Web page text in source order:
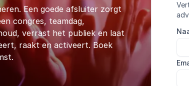
Een goede afsluiter zorgt
congres, teamdag,
verrast het publiek en laat
raakt en activeert. Boek